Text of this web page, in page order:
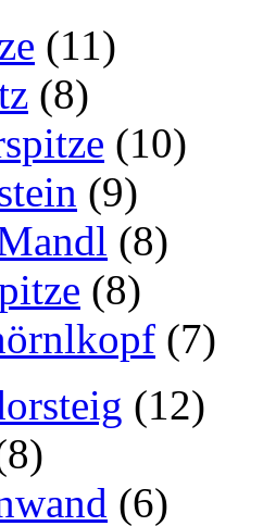
(11)
(8)
(10)
(9)
(8)
(8)
(7)
(12)
(6)